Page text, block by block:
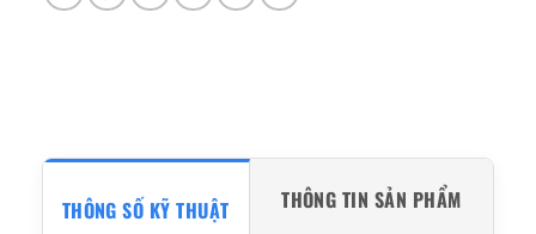
THÔNG SỐ KỸ THUẬT THÔNG TIN SẢN PHẨM